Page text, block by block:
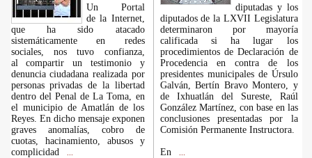
​Un Portal
de la Internet,
que ha sido atacado
sistemáticamente en redes
sociales, nos tuvo confianza,
al compartir un testimonio y
denuncia ciudadana realizada por
personas privadas de la libertad
dentro del Penal de La Toma, en
el municipio de Amatlán de los
Reyes. En dicho mensaje exponen
graves anomalías, cobro de
cuotas, hacinamiento, abusos y
complicidad
diputadas y los
diputados de la LXVII Legislatura
determinaron por mayoría
calificada si ha lugar los
procedimientos de Declaración de
Procedencia en contra de los
presidentes municipales de Úrsulo
Galván, Bertín Bravo Montero, y
de Ixhuatlán del Sureste, Raúl
González Martínez, con base en las
conclusiones presentadas por la
Comisión Permanente Instructora.
En